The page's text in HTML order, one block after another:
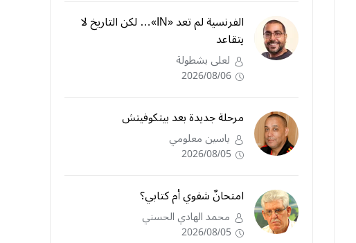
الفرنسية لم تعد «IN»… لكن التاريخ لا
يتقاعد
لعلى بشطولة
2026/08/06
مرحلة جديدة بعد بيتكوفيتش
ياسين معلومي
2026/08/05
امتحانٌ شفوي أم كتابي؟
محمد الهادي الحسني
2026/08/05